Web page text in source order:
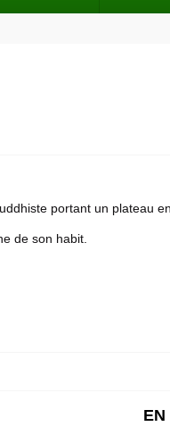
portant un plateau
de son habit.
EN